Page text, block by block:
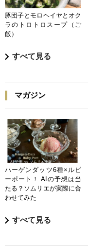
豚団子とモロヘイヤとオク
ラのトロトロスープ（ご
飯）
すべて見る
マガジン
ハーゲンダッツ6種×ルビ
ーポート！ AIの予想は当
たる？ソムリエが実際に合
わせてみた
すべて見る